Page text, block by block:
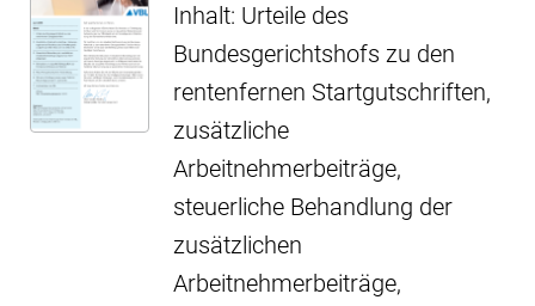
Inhalt: Urteile des
Bundesgerichtshofs zu den
rentenfernen Startgutschriften,
zusätzliche
Arbeitnehmerbeiträge,
steuerliche Behandlung der
zusätzlichen
Arbeitnehmerbeiträge,